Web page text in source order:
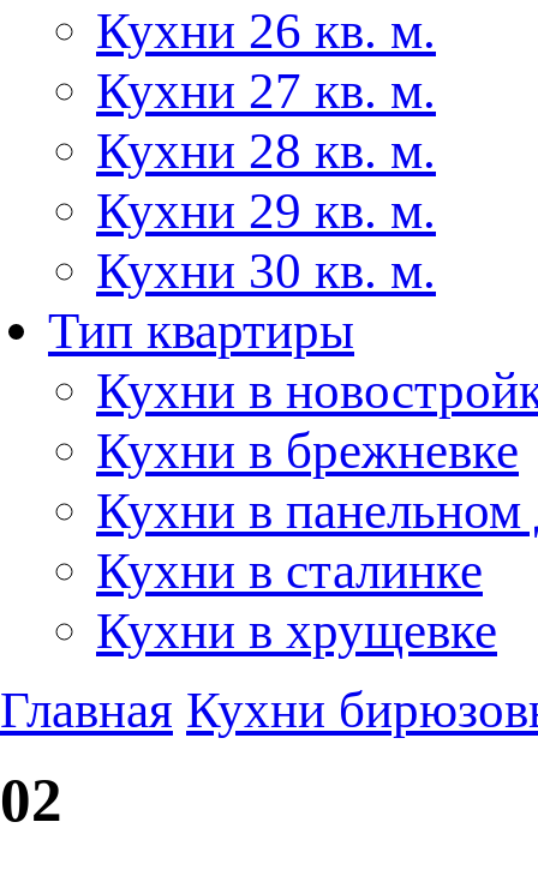
Кухни 26 кв. м.
Кухни 27 кв. м.
Кухни 28 кв. м.
Кухни 29 кв. м.
Кухни 30 кв. м.
Тип квартиры
Кухни в
Кухни в брежневке
Кухни в панельном
Кухни в сталинке
Кухни в хрущевке
Главная Кухни
02